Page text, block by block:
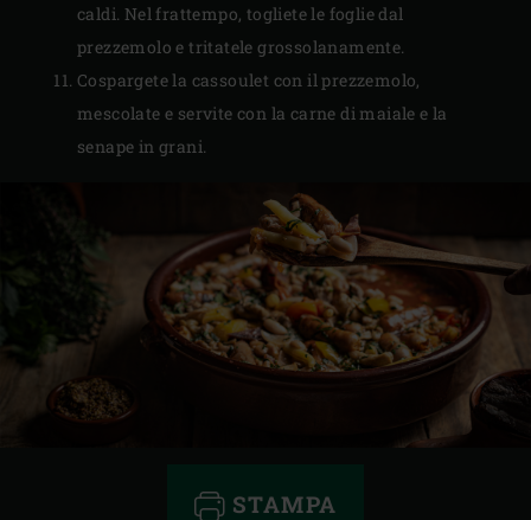
caldi. Nel frattempo, togliete le foglie dal
prezzemolo e tritatele grossolanamente.
Cospargete la cassoulet con il prezzemolo,
mescolate e servite con la carne di maiale e la
senape in grani.
STAMPA